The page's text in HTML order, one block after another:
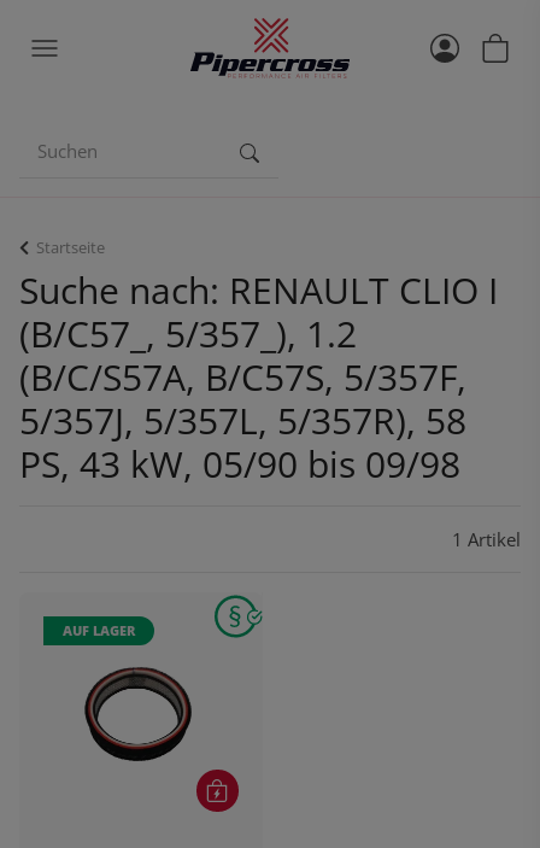
Startseite
Suche nach: RENAULT CLIO I
(B/C57_, 5/357_), 1.2
(B/C/S57A, B/C57S, 5/357F,
5/357J, 5/357L, 5/357R), 58
PS, 43 kW, 05/90 bis 09/98
1 Artikel
AUF LAGER